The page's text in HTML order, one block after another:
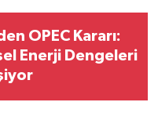
OPEC Kararı:
Enerji Dengeleri